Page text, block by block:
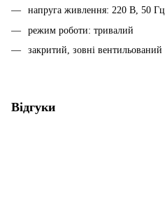
напруга живлення: 220 В, 50 Гц
режим роботи: тривалий
закритий, зовні вентильований
Відгуки